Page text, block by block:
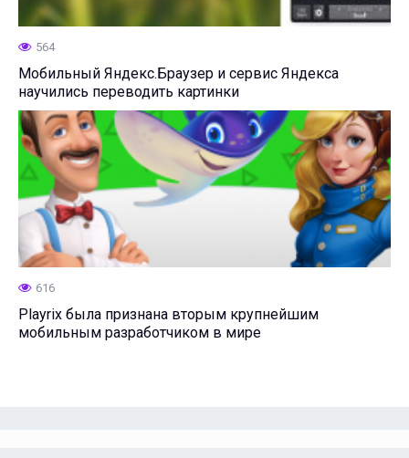
564
Мобильный Яндекс.Браузер и сервис Яндекса
научились переводить картинки
616
Playrix была признана вторым крупнейшим
мобильным разработчиком в мире